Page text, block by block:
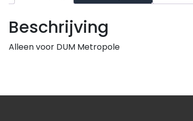
Beschrijving
Alleen voor DUM Metropole